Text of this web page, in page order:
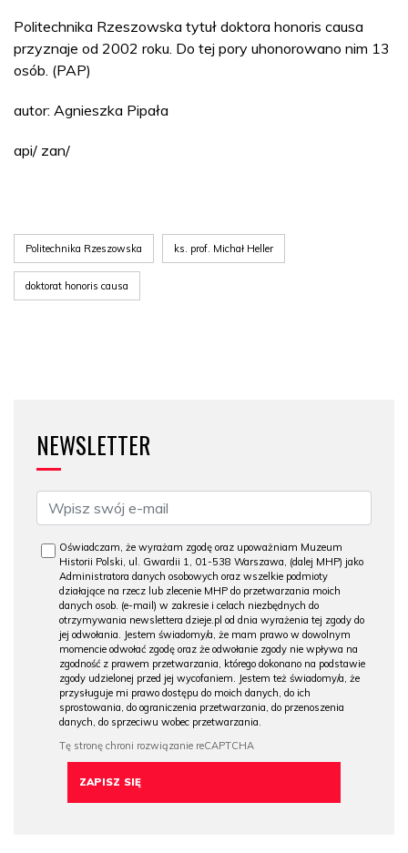
Politechnika Rzeszowska tytuł doktora honoris causa
przyznaje od 2002 roku. Do tej pory uhonorowano nim 13
osób. (PAP)
autor: Agnieszka Pipała
api/ zan/
Politechnika Rzeszowska ks. prof. Michał Heller
doktorat honoris causa
NEWSLETTER
Oświadczam, że wyrażam zgodę oraz upoważniam Muzeum
Historii Polski, ul. Gwardii 1, 01-538 Warszawa, (dalej MHP) jako
Administratora danych osobowych oraz wszelkie podmioty
działające na rzecz lub zlecenie MHP do przetwarzania moich
danych osob. (e-mail) w zakresie i celach niezbędnych do
otrzymywania newslettera dzieje.pl od dnia wyrażenia tej zgody do
jej odwołania. Jestem świadomy/a, że mam prawo w dowolnym
momencie odwołać zgodę oraz że odwołanie zgody nie wpływa na
zgodność z prawem przetwarzania, którego dokonano na podstawie
zgody udzielonej przed jej wycofaniem. Jestem też świadomy/a, że
przysługuje mi prawo dostępu do moich danych, do ich
sprostowania, do ograniczenia przetwarzania, do przenoszenia
danych, do sprzeciwu wobec przetwarzania.